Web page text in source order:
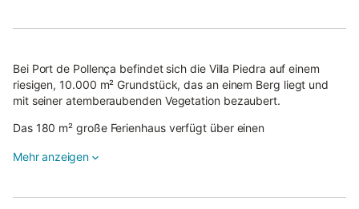
Bei Port de Pollença befindet sich die Villa Piedra auf einem
riesigen, 10.000 m² Grundstück, das an einem Berg liegt und
mit seiner atemberaubenden Vegetation bezaubert.
Das 180 m² große Ferienhaus verfügt über einen
Holzbalken, eine sehr gut ausgestattete Landhausküche mit
Mehr anzeigen